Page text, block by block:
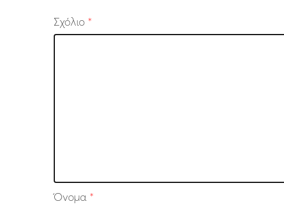
Σχόλιο *
Όνομα *